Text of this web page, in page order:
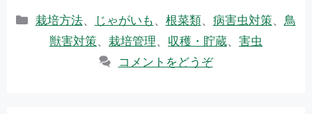
e
b
o
itt
er
カ
栽培方法、 じゃがいも、 根菜類、 病害虫対策、 鳥
獣害対策、 栽培管理、 収穫・貯蔵、 害虫
コメントをどうぞ